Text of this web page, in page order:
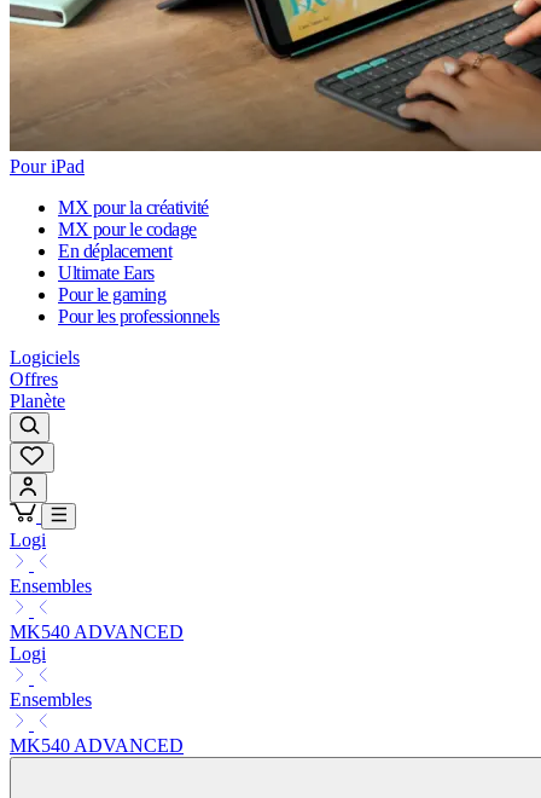
Pour iPad
MX pour la créativité
MX pour le codage
En déplacement
Ultimate Ears
Pour le gaming
Pour les professionnels
Logiciels
Offres
Planète
Logi
Ensembles
MK540 ADVANCED
Logi
Ensembles
MK540 ADVANCED